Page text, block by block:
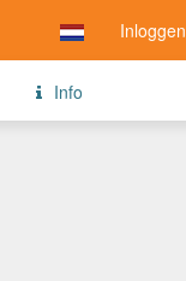
Inloggen
Info